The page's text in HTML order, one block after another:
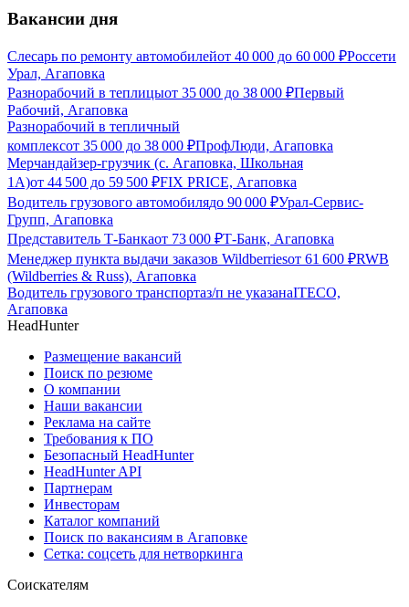
Вакансии дня
Слесарь по ремонту автомобилейот 40 000 до 60 000 ₽Россети
Урал, Агаповка
Разнорабочий в теплицыот 35 000 до 38 000 ₽Первый
Рабочий, Агаповка
Разнорабочий в тепличный
комплексот 35 000 до 38 000 ₽ПрофЛюди, Агаповка
Мерчандайзер-грузчик (с. Агаповка, Школьная
1А)от 44 500 до 59 500 ₽FIX PRICE, Агаповка
Водитель грузового автомобилядо 90 000 ₽Урал-Сервис-
Групп, Агаповка
Представитель Т-Банкаот 73 000 ₽Т-Банк, Агаповка
Менеджер пункта выдачи заказов Wildberriesот 61 600 ₽RWB
(Wildberries & Russ), Агаповка
Водитель грузового транспортаз/п не указанаITECO,
Агаповка
HeadHunter
Размещение вакансий
Поиск по резюме
О компании
Наши вакансии
Реклама на сайте
Требования к ПО
Безопасный HeadHunter
HeadHunter API
Партнерам
Инвесторам
Каталог компаний
Поиск по вакансиям в Агаповке
Сетка: соцсеть для нетворкинга
Соискателям